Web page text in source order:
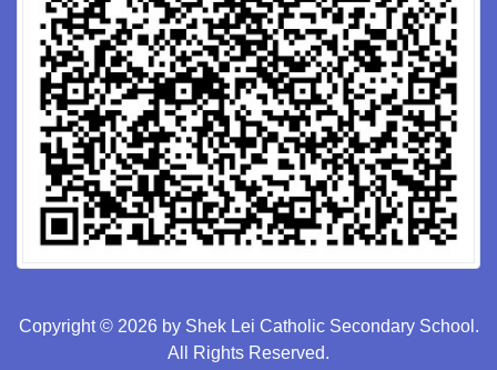
Copyright © 2026 by Shek Lei Catholic Secondary School.
All Rights Reserved.